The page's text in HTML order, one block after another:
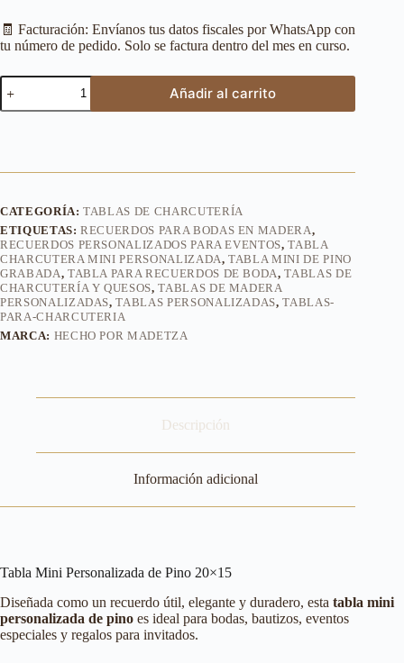
🧾 Facturación: Envíanos tus datos fiscales por WhatsApp con
tu número de pedido. Solo se factura dentro del mes en curso.
Añadir al carrito
CATEGORÍA:TABLAS DE CHARCUTERÍA
ETIQUETAS:RECUERDOS PARA BODAS EN MADERA,
RECUERDOS PERSONALIZADOS PARA EVENTOS,TABLA
CHARCUTERA MINI PERSONALIZADA,TABLA MINI DE PINO
GRABADA, TABLA PARA RECUERDOS DE BODA,TABLAS DE
CHARCUTERÍA Y QUESOS,TABLAS DE MADERA
PERSONALIZADAS,TABLAS PERSONALIZADAS,TABLAS-
PARA-CHARCUTERIA
MARCA: HECHO POR MADETZA
Descripción
Información adicional
Tabla Mini Personalizada de Pino 20×15
Diseñada como un recuerdo útil, elegante y duradero, esta tabla mini
personalizada de pino es ideal para bodas, bautizos, eventos
especiales y regalos para invitados.